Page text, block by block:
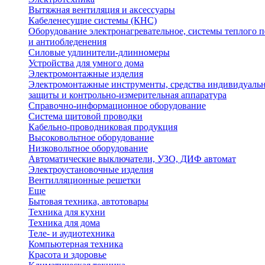
Вытяжная вентиляция и аксессуары
Кабеленесущие системы (КНС)
Оборудование электронагревательное, системы теплого
и антиобледенения
Силовые удлинители-длинномеры
Устройства для умного дома
Электромонтажные изделия
Электромонтажные инструменты, средства
защиты и контрольно-измерительная аппаратура
Справочно-информационное оборудование
Система щитовой проводки
Кабельно-проводниковая продукция
Высоковольтное оборудование
Низковольтное оборудование
Автоматические выключатели, УЗО, ДИФ автомат
Электроустановочные изделия
Вентилляционные решетки
Еще
Бытовая техника, автотовары
Техника для кухни
Техника для дома
Теле- и аудиотехника
Компьютерная техника
Красота и здоровье